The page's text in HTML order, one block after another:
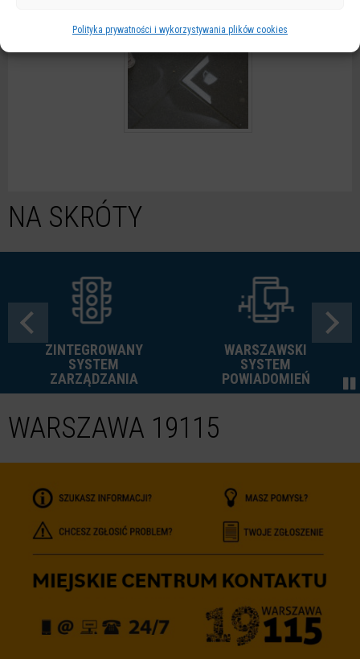
Polityka prywatności i wykorzystywania plików cookies
NA SKRÓTY
ZINTEGROWANY
SYSTEM
ZARZĄDZANIA
WARSZAWSKI
SYSTEM
POWIADOMIEŃ
WARSZAWA 19115